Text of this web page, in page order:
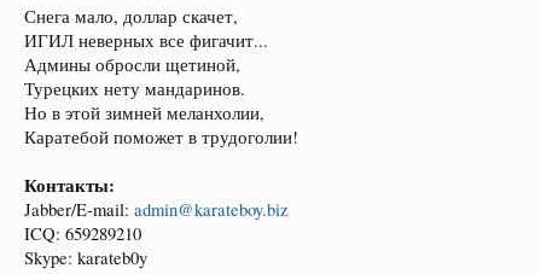
Снега мало, доллар скачет,
ИГИЛ неверных все фигачит...
Админы обросли щетиной,
Турецких нету мандаринов.
Но в этой зимней меланхолии,
Каратебой поможет в трудоголии!
Контакты:
Jabber/E-mail: admin@karateboy.biz
ICQ: 659289210
Skype: karateb0y